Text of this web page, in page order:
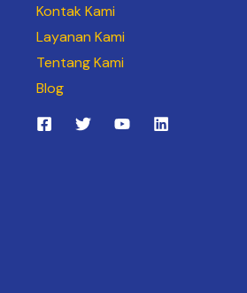
Kontak Kami
Layanan Kami
Tentang Kami
Blog